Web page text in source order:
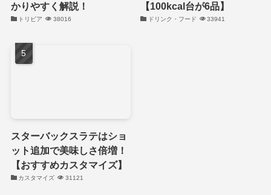
かりやすく解説！
トリビア 38016
【100kcal台が6品】
ドリンク・フード 33941
スターバックスラテはショ
ット追加で美味しさ倍増！
【おすすめカスタマイズ】
カスタマイズ 31121